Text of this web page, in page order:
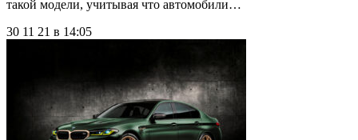
такой модели, учитывая что автомобили…
30 11 21 в 14:05